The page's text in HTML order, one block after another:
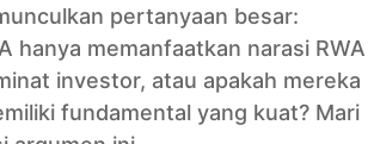
pertanyaan besar:
hanya memanfaatkan narasi RWA
investor, atau apakah mereka
fundamental yang kuat? Mari